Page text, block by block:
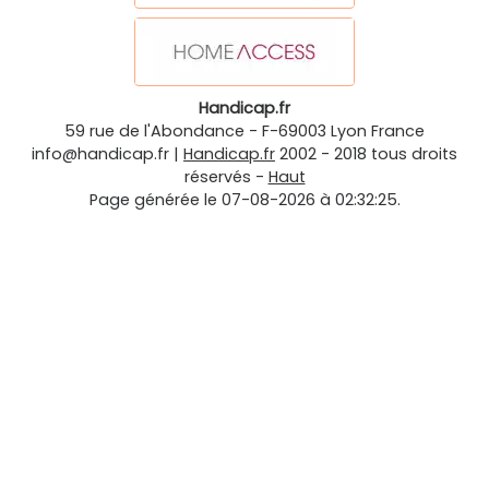
Handicap.fr
59 rue de l'Abondance - F-69003 Lyon France
info@handicap.fr | Handicap.fr 2002 - 2018 tous droits
réservés - Haut
Page générée le 07-08-2026 à 02:32:25.